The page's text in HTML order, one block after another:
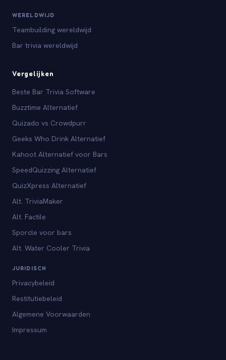
WERELDWIJD
Teambuilding wereldwijd
Bar trivia wereldwijd
Vergelijken
Beste Bar Trivia Software
Buzztime Alternatief
Quizado vs Crowdpurr
Geeks Who Drink Alternatief
Kahoot Alternatief voor Bars
SpeedQuizzing Alternatief
QuizXpress Alternatief
Alt. TriviaMaker
Alt. Factile
Sporcle voor bars
Alt. Water Cooler Trivia
JURIDISCH
Privacybeleid
Restitutiebeleid
Algemene Voorwaarden
Impressum